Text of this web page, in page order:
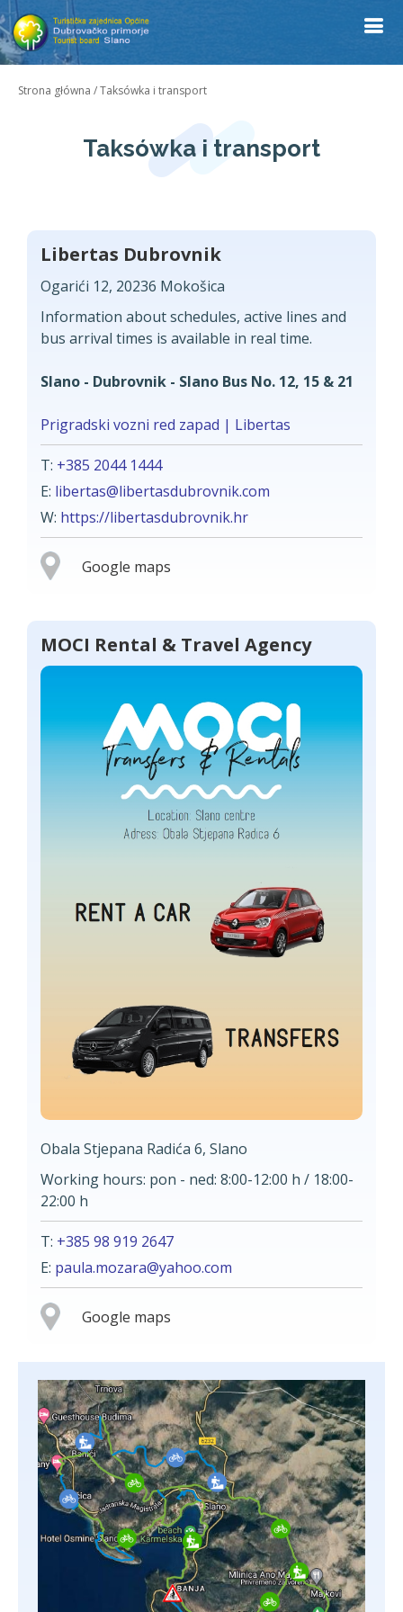
Strona główna /Taksówka i transport
Taksówka i transport
Libertas Dubrovnik
Ogarići 12, 20236 Mokošica
Information about schedules, active lines and
bus arrival times is available in real time.
Slano - Dubrovnik - Slano Bus No. 12, 15 & 21
Prigradski vozni red zapad | Libertas
T: +385 2044 1444
E: libertas@libertasdubrovnik.com
W: https://libertasdubrovnik.hr
Google maps
MOCI Rental & Travel Agency
Obala Stjepana Radića 6, Slano
Working hours: pon - ned: 8:00-12:00 h / 18:00-
22:00 h
T: +385 98 919 2647
E: paula.mozara@yahoo.com
Google maps